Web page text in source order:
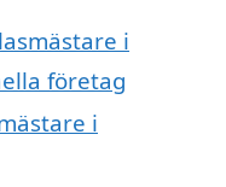
i
företag
i